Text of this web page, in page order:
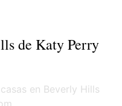
de Katy Perry